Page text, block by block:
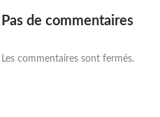
Pas de commentaires
Les commentaires sont fermés.